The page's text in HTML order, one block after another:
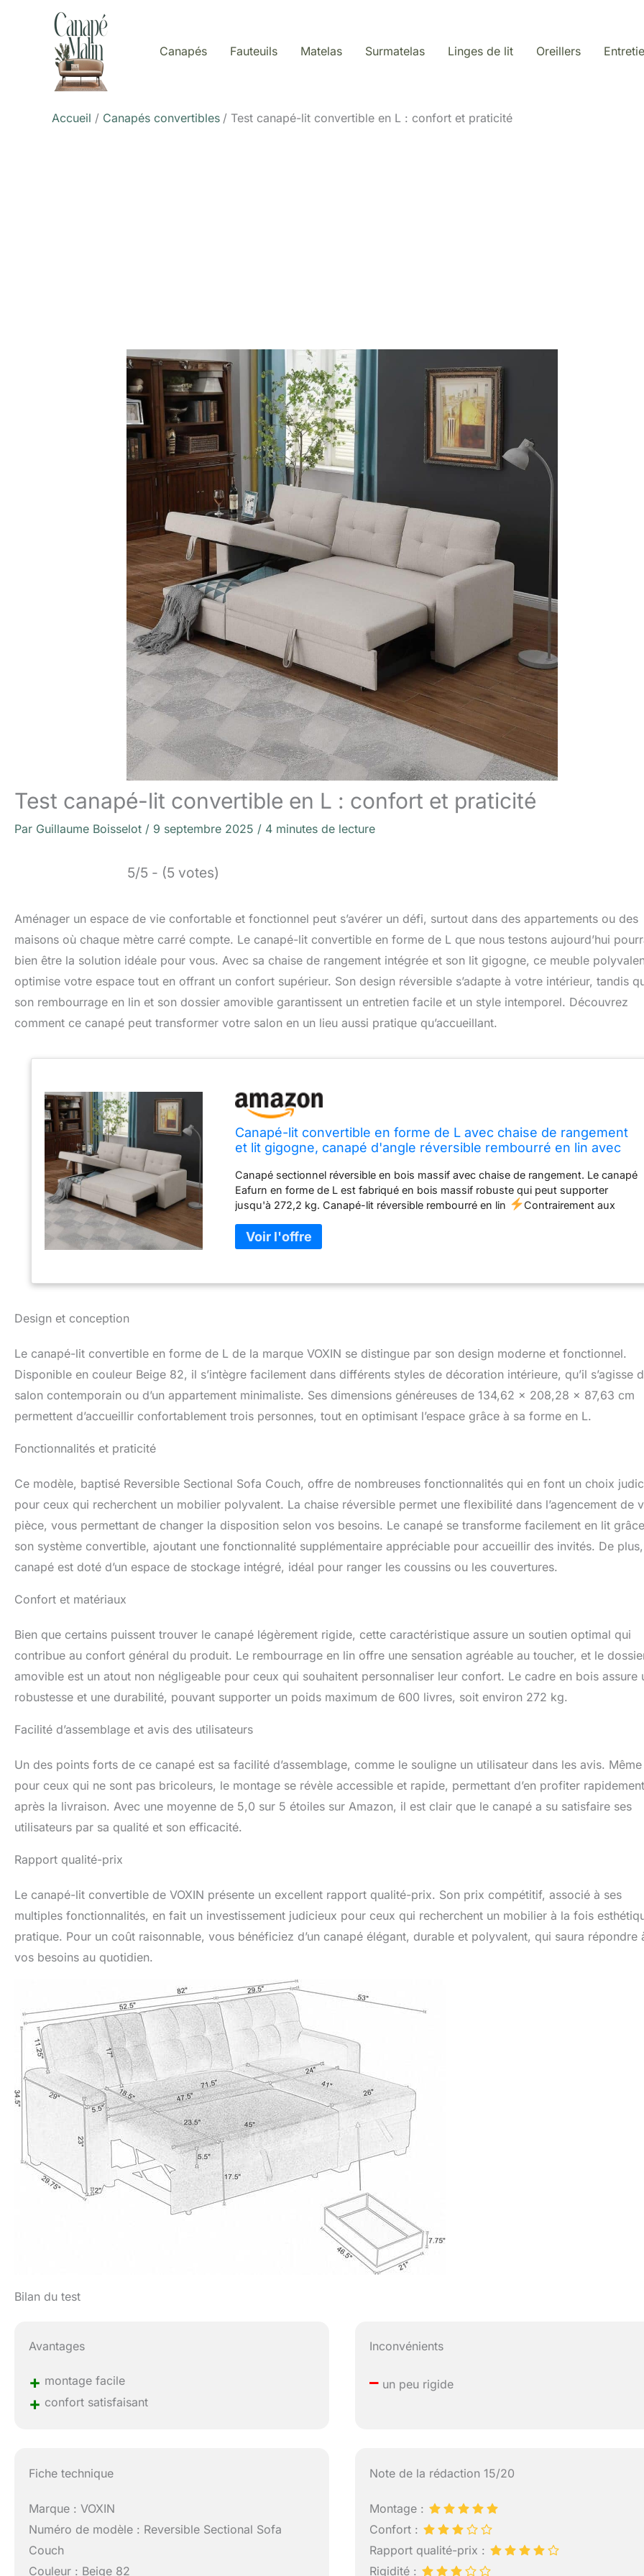
Canapés Fauteuils Matelas Surmatelas Linges de lit Oreillers
Accueil Canapés convertibles Test canapé-lit convertible en L : confort et praticité
Test canapé-lit convertible en L : confort et praticité
Par Guillaume Boisselot / 9 septembre 2025 / 4 minutes de lecture
5/5 - (5 votes)
Aménager un espace de vie confortable et fonctionnel peut s’avérer un défi, surtout dans des appartements ou des
maisons où chaque mètre carré compte. Le canapé-lit convertible en forme de L que nous testons aujourd’hui
bien être la solution idéale pour vous. Avec sa chaise de rangement intégrée et son lit gigogne, ce meuble
optimise votre espace tout en offrant un confort supérieur. Son design réversible s’adapte à votre intérieur, tandis
son rembourrage en lin et son dossier amovible garantissent un entretien facile et un style intemporel. Découvrez
comment ce canapé peut transformer votre salon en un lieu aussi pratique qu’accueillant.
Canapé-lit convertible en forme de L avec chaise de rangement
et lit gigogne, canapé d'angle réversible rembourré en lin avec
places
Canapé sectionnel réversible en bois massif avec chaise de rangement. Le canapé
Eafurn en forme de L est fabriqué en bois massif robuste qui peut supporter
jusqu'à 272,2 kg. Canapé-lit réversible rembourré en lin
Contrairement aux
de haute qualité, qui couvre entièrement le canapé et est plus confortable au
toucher. Canapés sectionnels avec chaise longue de rangement réversible
être interchangeable pour répondre aux besoins des différents clients. Il y a un lit
élégant à votre salon et se marie bien avec n'importe quelle décoration d'intérieur.
Canapé-lit amovible facile à assembler. Canapé général : 203 x 133 x 86 cm. Tout
Avec l'aide d'instructions détaillées (français non garanti), vous pouvez facilement
l'assembler.
Design et conception
Le canapé-lit convertible en forme de L de la marque VOXIN se distingue par son design moderne et fonctionnel.
Disponible en couleur Beige 82, il s’intègre facilement dans différents styles de décoration intérieure, qu’il s’agisse
salon contemporain ou d’un appartement minimaliste. Ses dimensions généreuses de 134,62 x 208,28 x 87,63 cm
permettent d’accueillir confortablement trois personnes, tout en optimisant l’espace grâce à sa forme en L.
Fonctionnalités et praticité
Ce modèle, baptisé Reversible Sectional Sofa Couch, offre de nombreuses fonctionnalités qui en font un choix
pour ceux qui recherchent un mobilier polyvalent. La chaise réversible permet une flexibilité dans l’agencement de
pièce, vous permettant de changer la disposition selon vos besoins. Le canapé se transforme facilement en lit
son système convertible, ajoutant une fonctionnalité supplémentaire appréciable pour accueillir des invités. De
canapé est doté d’un espace de stockage intégré, idéal pour ranger les coussins ou les couvertures.
Confort et matériaux
Bien que certains puissent trouver le canapé légèrement rigide, cette caractéristique assure un soutien optimal qui
contribue au confort général du produit. Le rembourrage en lin offre une sensation agréable au toucher, et le
amovible est un atout non négligeable pour ceux qui souhaitent personnaliser leur confort. Le cadre en bois assure
robustesse et une durabilité, pouvant supporter un poids maximum de 600 livres, soit environ 272 kg.
Facilité d’assemblage et avis des utilisateurs
Un des points forts de ce canapé est sa facilité d’assemblage, comme le souligne un utilisateur dans les avis. Même
pour ceux qui ne sont pas bricoleurs, le montage se révèle accessible et rapide, permettant d’en profiter rapidement
après la livraison. Avec une moyenne de 5,0 sur 5 étoiles sur Amazon, il est clair que le canapé a su satisfaire ses
utilisateurs par sa qualité et son efficacité.
Rapport qualité-prix
Le canapé-lit convertible de VOXIN présente un excellent rapport qualité-prix. Son prix compétitif, associé à ses
multiples fonctionnalités, en fait un investissement judicieux pour ceux qui recherchent un mobilier à la fois
pratique. Pour un coût raisonnable, vous bénéficiez d’un canapé élégant, durable et polyvalent, qui saura répondre
vos besoins au quotidien.
Bilan du test
Avantages
+ montage facile
+ confort satisfaisant
Inconvénients
– un peu rigide
Fiche technique
Marque : VOXIN
Numéro de modèle : Reversible Sectional Sofa
Couch
Couleur : Beige 82
Note de la rédaction 15/20
Montage :
Confort :
Rapport qualité-prix :
Rigidité :